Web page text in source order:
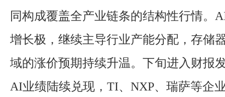
同构成覆盖全产业链条的结构性行情。
增长极，继续主导行业产能分配，存储
域的涨价预期持续升温。下旬进入财报
AI业绩陆续兑现，TI、NXP、瑞萨等企